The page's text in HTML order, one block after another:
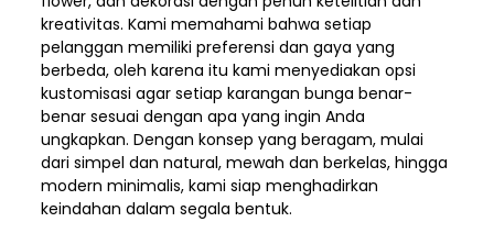
kreativitas. Kami memahami bahwa setiap
pelanggan memiliki preferensi dan gaya yang
berbeda, oleh karena itu kami menyediakan opsi
kustomisasi agar setiap karangan bunga benar-
benar sesuai dengan apa yang ingin Anda
ungkapkan. Dengan konsep yang beragam, mulai
dari simpel dan natural, mewah dan berkelas, hingga
modern minimalis, kami siap menghadirkan
keindahan dalam segala bentuk.